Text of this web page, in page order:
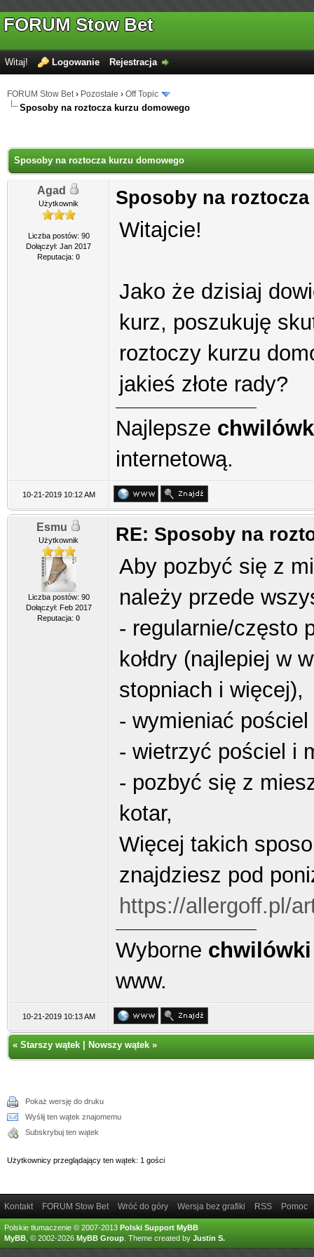
FORUM Stow Bet
Witaj! Logowanie Rejestracja
FORUM Stow Bet› Pozostałe › Off Topic
Sposoby na roztocza kurzu domowego
Sposoby na roztocza kurzu domowego
Agad
Użytkownik
Liczba postów: 90
Dołączył: Jan 2017
Reputacja: 0
Sposoby na
Witajcie!
Jako że dzisiaj
kurz, poszukuję
roztoczy kurzu
jakieś złote rady?
Najlepsze
internetową.
10-21-2019 10:12 AM
Esmu
Użytkownik
Liczba postów: 90
Dołączył: Feb 2017
Reputacja: 0
RE: Sposoby na
Aby pozbyć się z
należy przede
- regularnie/często
kołdry (najlepiej w
stopniach i więcej),
- wymieniać
- wietrzyć pościel i
- pozbyć się z
kotar,
Więcej takich
znajdziesz pod
https://allergoff.pl/
Wyborne chwilówki
www.
10-21-2019 10:13 AM
« Starszy wątek | Nowszy wątek »
Pokaż wersję do druku
Wyślij ten wątek znajomemu
Subskrybuj ten wątek
Użytkownicy przeglądający ten wątek: 1 gości
Kontakt FORUM Stow Bet Wróć do góry Wersja bez grafiki RSS Pomoc
Polskie tłumaczenie © 2007-2013 Polski Support MyBB
MyBB , © 2002-2026 MyBB Group Theme created by Justin S.